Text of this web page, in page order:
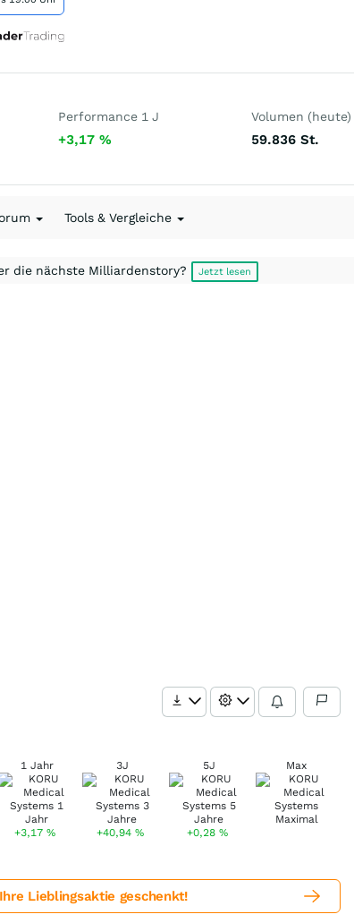
Performance 1 J
+3,17 %
Volumen (heute)
59.836 St.
Tools & Vergleiche
die nächste Milliardenstory? Jetzt lesen
1 Jahr
+3,17%
3J
+40,94%
5J
+0,28 %
Max
Lieblingsaktie geschenkt!